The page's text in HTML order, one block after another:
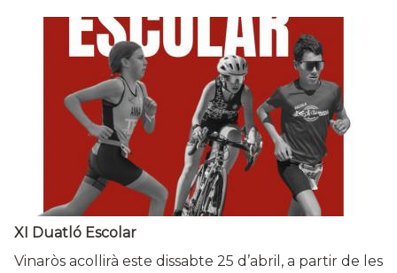
XI Duatló Escolar
Vinaròs acollirà este dissabte 25 d’abril, a partir de les